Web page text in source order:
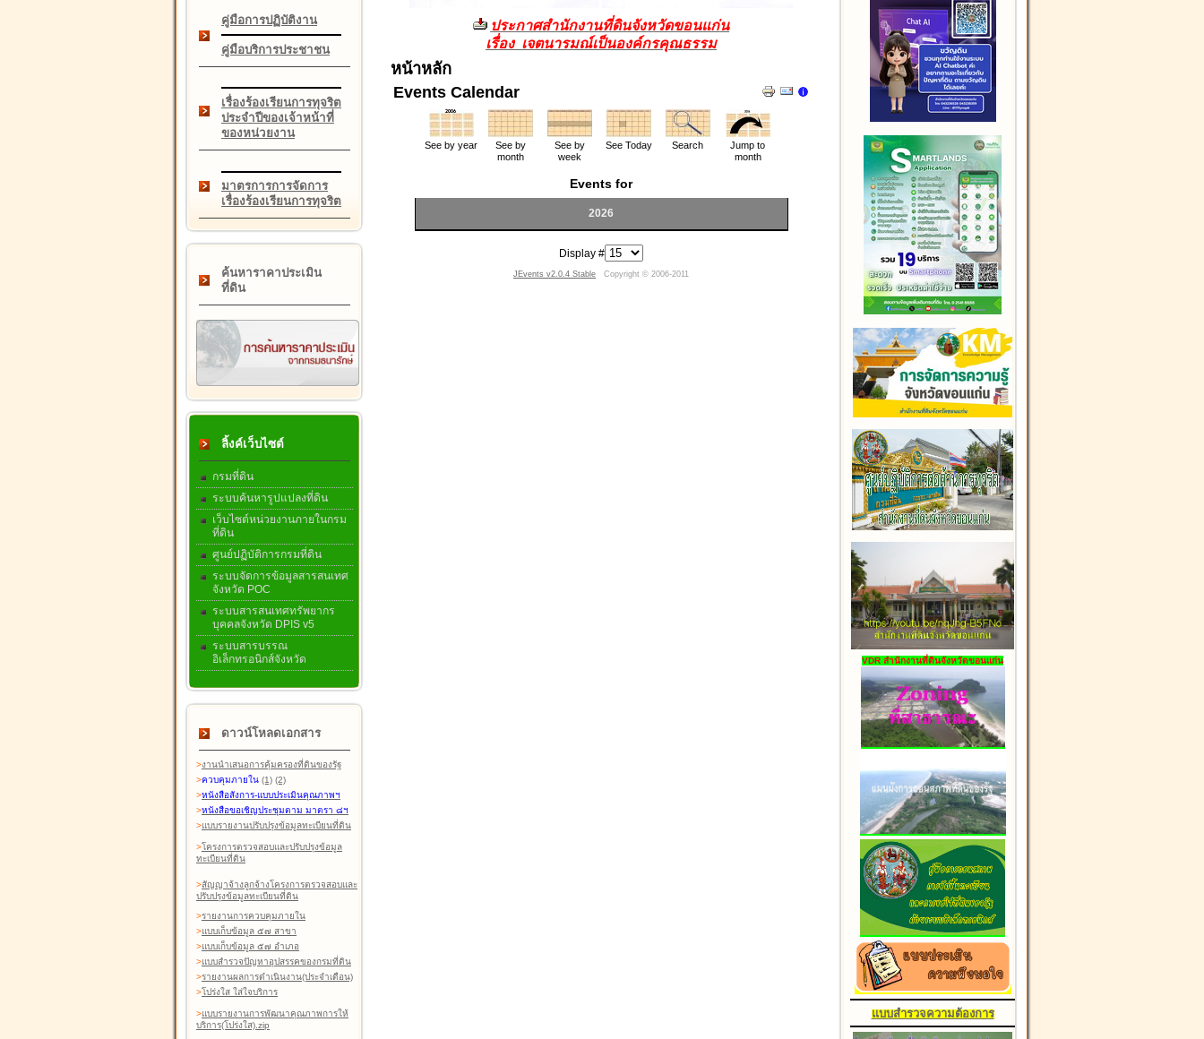
คู่มือการปฏิบัติงาน
คู่มือบริการประชาชน
เรื่องร้องเรียนการทุจริต
ประจำปีของเจ้าหน้าที่
ของหน่วยงาน
มาตรการการจัดการ
เรื่องร้องเรียนการทุจริต
ค้นหาราคาประเมิน
ที่ดิน
ลิ้งค์เว็บไซต์
กรมที่ดิน
ระบบค้นหารูปแปลงที่ดิน
เว็บไซต์หน่วยงานภายในกรม
ที่ดิน
ศูนย์ปฏิบัติการกรมที่ดิน
ระบบจัดการข้อมูลสารสนเทศ
จังหวัด POC
ระบบสารสนเทศทรัพยากร
บุคคลจังหวัด DPIS v5
ระบบสารบรรณ
อิเล็กทรอนิกส์จังหวัด
ดาวน์โหลดเอกสาร
>งานนำเสนอการคุ้มครองที่ดินของรัฐ
>ควบคุมภายใน (1) (2)
>หนังสือสังการ-แบบประเมินคุณภาพฯ
>หนังสือขอเชิญประชุมตาม มาตรา ๘ฯ
>แบบรายงานปรับปรุงข้อมูลทะเบียนที่ดิน
>โครงการตรวจสอบและปรับปรุงข้อมูล
ทะเบียนที่ดิน
>สัญญาจ้างลูกจ้างโครงการตรวจสอบและ
ปรับปรุงข้อมูลทะเบียนที่ดิน
>รายงานการควบคุมภายใน
>แบบเก็บข้อมูล ๕๗ สาขา
>แบบเก็บข้อมูล ๕๗ อำเภอ
>แบบสำรวจปัญหาอุปสรรคของกรมที่ดิน
>รายงานผลการดำเนินงาน(ประจำเดือน)
>โปร่งใส ใส่ใจบริการ
>แบบรายงานการพัฒนาคุณภาพการให้
บริการ(โปร่งใส).zip
ประกาศสำนักงานที่ดินจังหวัดขอนแก่น
เรื่อง เจตนารมณ์เป็นองค์กรคุณธรรม
หน้าหลัก
Events Calendar
See by year
See by
month
See by
week
See Today Search
Jump to
month
Events for
2026
Display #
JEvents v2.0.4 Stable Copyright © 2006-2011
VDR สำนักงานที่ดินจังหวัดขอนแก่น
แบบสำรวจความต้องการ